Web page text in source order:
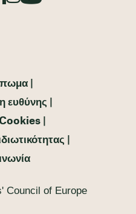
ευθύνης
Cookies
Council of Europe